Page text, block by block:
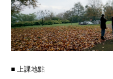
■ 上課地點